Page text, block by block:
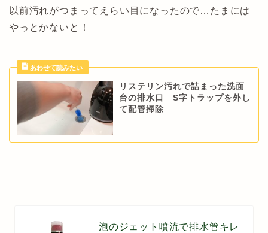
以前汚れがつまってえらい目になったので…たまには
やっとかないと！
リステリン汚れで詰まった洗面
台の排水口 S字トラップを外し
て配管掃除
泡のジェット噴流で排水管キレ